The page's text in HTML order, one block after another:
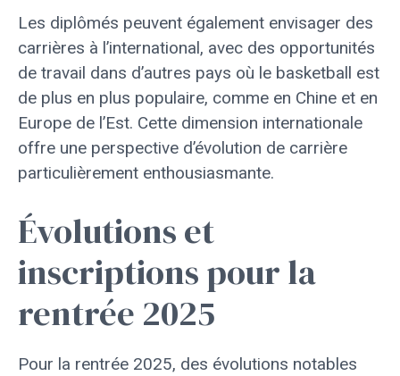
Les diplômés peuvent également envisager des
carrières à l’international, avec des opportunités
de travail dans d’autres pays où le basketball est
de plus en plus populaire, comme en Chine et en
Europe de l’Est. Cette dimension internationale
offre une perspective d’évolution de carrière
particulièrement enthousiasmante.
Évolutions et
inscriptions pour la
rentrée 2025
Pour la rentrée 2025, des évolutions notables